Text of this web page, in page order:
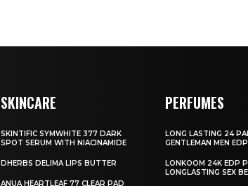
SKINCARE
SKINTIFIC SYMWHITE 377 DARK
SPOT SERUM WITH NIACINAMIDE
DHERBS DELIMA LIPS BUTTER
ANUA HEARTLEAF 77 CLEAR PAD
PERFUMES
LONG LASTING 24
GENTLEMAN MEN
LONKOOM 24K EDP
LONGLASTING SEX